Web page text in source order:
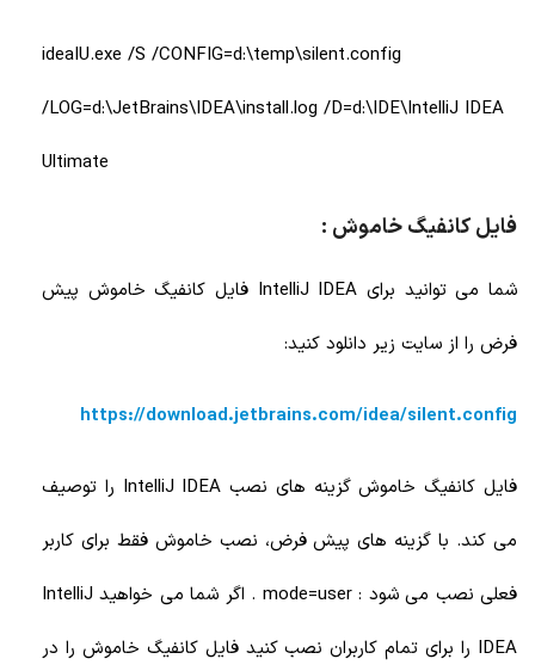
ideaIU.exe /S /CONFIG=d:\temp\silent.config
/LOG=d:\JetBrains\IDEA\install.log /D=d:\IDE\IntelliJ IDEA
Ultimate
فایل کانفیگ خاموش :
شما می توانید برای IntelliJ IDEA فایل کانفیگ خاموش پیش
فرض را از سایت زیر دانلود کنید:
https://download.jetbrains.com/idea/silent.config
فایل کانفیگ خاموش گزینه های نصب IntelliJ IDEA را توصیف
می کند. با گزینه های پیش فرض، نصب خاموش فقط برای کاربر
فعلی نصب می شود : mode=user . اگر شما می خواهید IntelliJ
IDEA را برای تمام کاربران نصب کنید فایل کانفیگ خاموش را در